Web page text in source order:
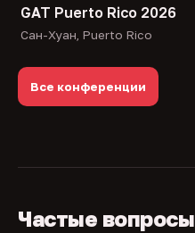
GAT Puerto Rico 2026
Сан-Хуан, Puerto Rico
Все конференции
Частые вопросы